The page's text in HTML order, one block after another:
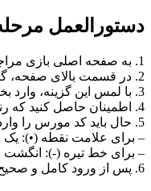
دستورالعمل مرحله
1. به صفحه اصلی بازی مراجعه کنید.
2. در قسمت بالای صفحه، گزینه “رمز روزانه” را جستجو نمایید.
3. با لمس این گزینه، وارد بخش ورودی کد مورس شوید.
4. اطمینان حاصل کنید که رنگ حلقه پیرامون آواتار همستر از سبز به قرمز تغییر یافته است. این نشان دهنده آمادگی سیستم برای دریافت کد است.
5. حال باید کد مورس را وارد کنید:
– برای علامت نقطه (•): یک
– برای خط تیره (-): انگشت خود را تقریباً 1
6. پس از ورود کامل و صحیح کد، پیام “رمز شکسته شد” را مشاهده خواهید کرد و یک میلیون سکه به حساب شما افزوده می‌شود.